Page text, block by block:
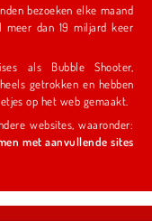
bezoeken elke maand
meer dan 19 miljard keer
als Bubble Shooter,
ze daarmee tot een van de meest iconische spelletjes op het web gemaakt.
websites, waaronder:
met aanvullende sites